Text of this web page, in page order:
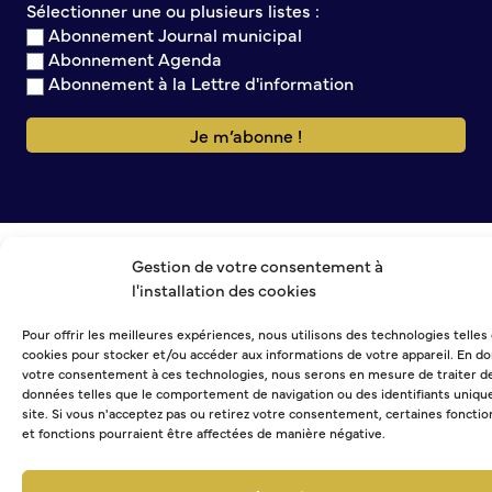
Gestion de votre consentement à
l'installation des cookies
Pour offrir les meilleures expériences, nous utilisons des technologies telles
cookies pour stocker et/ou accéder aux informations de votre appareil. En
votre consentement à ces technologies, nous serons en mesure de traiter
données telles que le comportement de navigation ou des identifiants
site. Si vous n'acceptez pas ou retirez votre consentement, certaines
et fonctions pourraient être affectées de manière négative.
Sélectionner une ou plusieurs listes :
Abonnement Journal municipal
Abonnement Agenda
Abonnement à la Lettre d'information
Commission de participation citoyenne
Conseil municipal des Jeunes (CMJ)
Conseil Municipal des Ados (CMA)
Conseil municipal des Sages
Grands projets
La Halle Couverte